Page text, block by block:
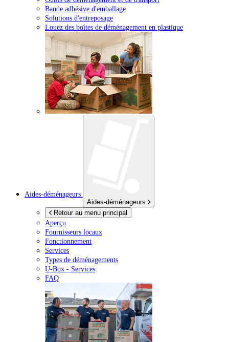
Bande adhésive d'emballage
Solutions d'entreposage
Louez des boîtes de déménagement en plastique
Aides-déménageurs
Aides-déménageurs
Retour au menu principal
Aperçu
Fournisseurs locaux
Fonctionnement
Services
Types de déménagements
U-Box - Services
FAQ